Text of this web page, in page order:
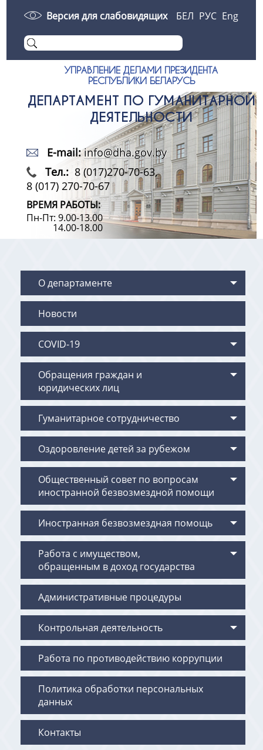
Версия для слабовидящих БЕЛ РУС Eng
УПРАВЛЕНИЕ ДЕЛАМИ ПРЕЗИДЕНТА
РЕСПУБЛИКИ БЕЛАРУСЬ
ДЕПАРТАМЕНТ ПО ГУМАНИТАРНОЙ
ДЕЯТЕЛЬНОСТИ
E-mail: info@dha.gov.by
Тел.:8 (017)270-70-63,
8 (017) 270-70-67
ВРЕМЯ РАБОТЫ:
Пн-Пт: 9.00-13.00
14.00-18.00
О департаменте
Новости
COVID-19
Обращения граждан и
юридических лиц
Гуманитарное сотрудничество
Оздоровление детей за рубежом
Общественный совет по вопросам
иностранной безвозмездной помощи
Иностранная безвозмездная помощь
Работа с имуществом,
обращенным в доход государства
Административные процедуры
Контрольная деятельность
Работа по противодействию коррупции
Политика обработки персональных
данных
Контакты